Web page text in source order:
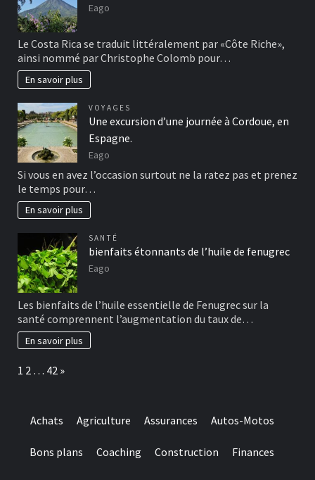
Eago
Le Costa Rica se traduit littéralement par «Côte Riche»,
ainsi nommé par Christophe Colomb pour…
En savoir plus
VOYAGES
Une excursion d’une journée à Cordoue, en
Espagne.
Eago
Si vous en avez l’occasion surtout ne la ratez pas et prenez
le temps pour…
En savoir plus
SANTÉ
bienfaits étonnants de l’huile de fenugrec
Eago
Les bienfaits de l’huile essentielle de Fenugrec sur la
santé comprennent l’augmentation du taux de…
En savoir plus
Page:
1 2 … 42 Next
»
Achats Agriculture Assurances Autos-Motos
Bons plans Coaching Construction Finances